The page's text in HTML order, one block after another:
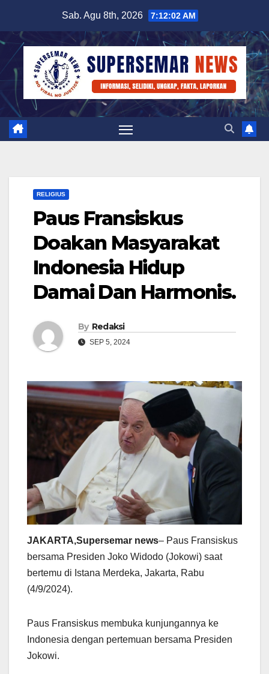
content
Sab. Agu 8th, 2026 7:12:02 AM
RELIGIUS
Paus Fransiskus
Doakan Masyarakat
Indonesia Hidup
Damai Dan Harmonis.
By Redaksi
SEP 5, 2024
JAKARTA,Supersemar news– Paus Fransiskus
bersama Presiden Joko Widodo (Jokowi) saat
bertemu di Istana Merdeka, Jakarta, Rabu
(4/9/2024).
Paus Fransiskus membuka kunjungannya ke
Indonesia dengan pertemuan bersama Presiden
Jokowi.